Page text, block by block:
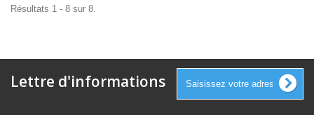
Résultats 1 - 8 sur 8.
Lettre d'informations